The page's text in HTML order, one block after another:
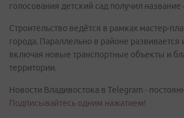
голосования детский сад получил название
Строительство ведётся в рамках мастер-
города. Параллельно в районе развивается
включая новые транспортные объекты и
территории.
Новости Владивостока в Telegram -
Подписывайтесь одним нажатием!